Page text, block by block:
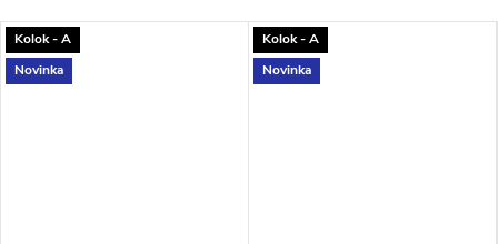
Kolok - A
Novinka
Kolok - A
Novinka